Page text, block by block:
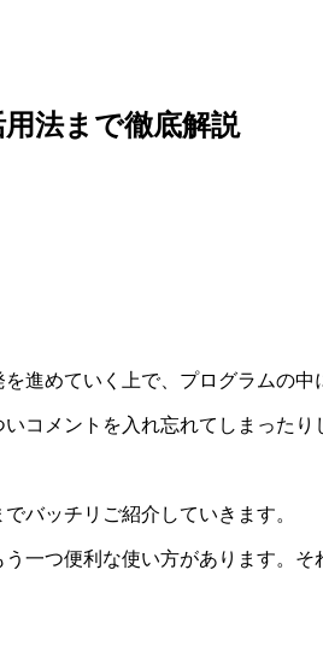
法まで徹底解説
進めていく上で、プログラムの中
コメントを入れ忘れてしまった
バッチリご紹介していきます。
一つ便利な使い方があります。